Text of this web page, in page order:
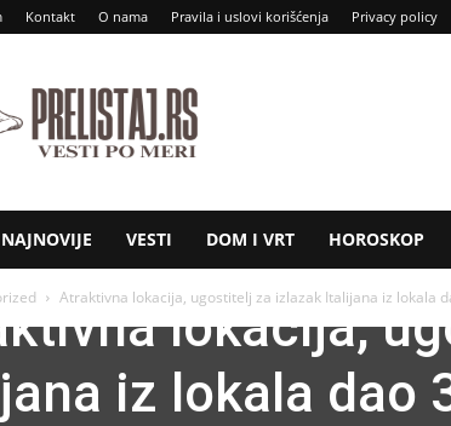
Kontakt O nama Pravila i uslovi korišćenja Privacy policy
NAJNOVIJE VESTI DOM I VRT HOROSKOP
Atraktivna lokacija, ugostitelj za izlazak Italijana iz lokala
lokacija,
iz lokala dao